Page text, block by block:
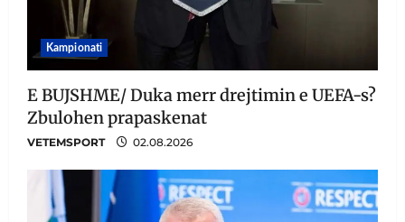
Kampionati
E BUJSHME/ Duka merr drejtimin e UEFA-s?
Zbulohen prapaskenat
VETEMSPORT 02.08.2026